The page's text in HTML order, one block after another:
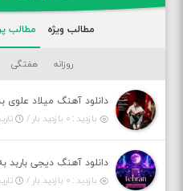
مطالب ویژه مطالب
روزانه هفتگی
دانلود آهنگ میلاد
بازدید : ۰ بازدید بار /
تاریخ :
دانلود آهنگ دیجی باربد به نام
بازدید : ۰ بازدید بار /
تاریخ :